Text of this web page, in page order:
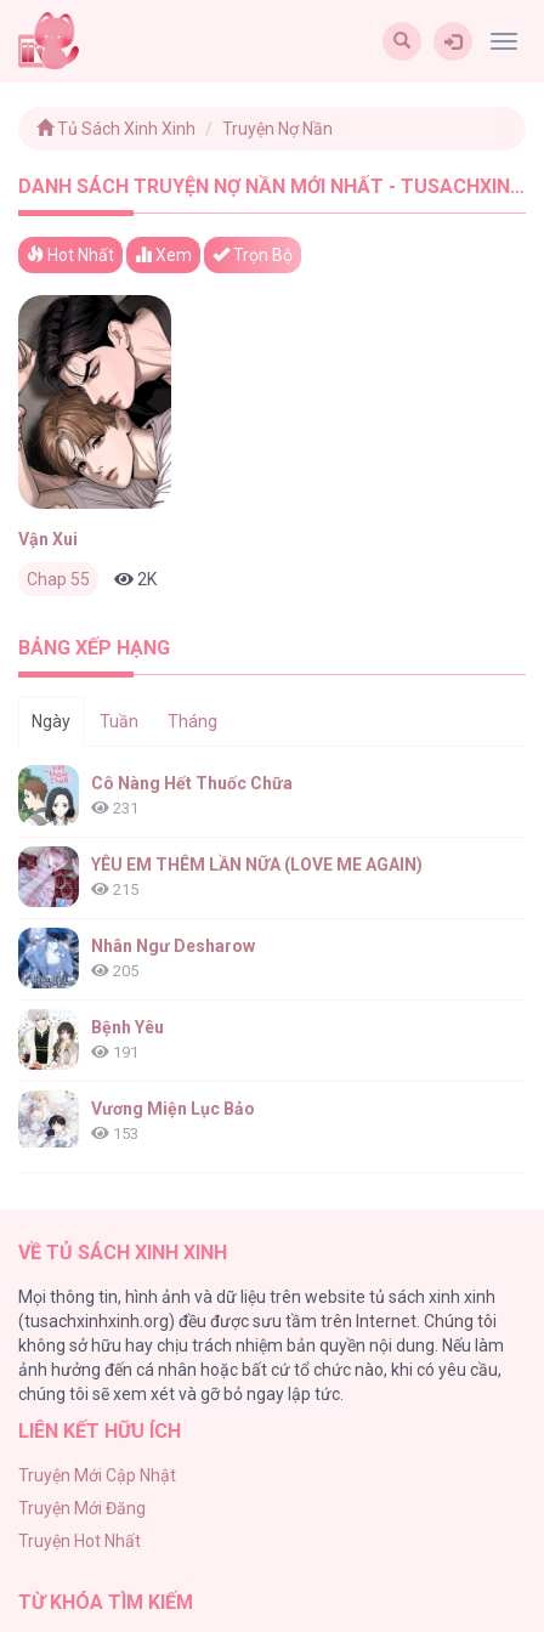
Tủ Sách Xinh Xinh Truyện Nợ Nần
DANH SÁCH TRUYỆN NỢ NẦN MỚI NHẤT - TUSACHXINHXINH (1)
Hot Nhất Xem Trọn Bộ
Vận Xui
Chap 55 2K
BẢNG XẾP HẠNG
Ngày Tuần Tháng
Cô Nàng Hết Thuốc Chữa
231
YÊU EM THÊM LẦN NỮA (LOVE ME AGAIN)
215
Nhân Ngư Desharow
205
Bệnh Yêu
191
Vương Miện Lục Bảo
153
132
ONESHOT CHỊCH
118
Kiếp Này Ta Sẽ Trở Thành Gia Chủ
Mùa Xuân Hoa Nở
103
VỀ TỦ SÁCH XINH XINH
Mọi thông tin, hình ảnh và dữ liệu trên website tủ sách xinh xinh
(tusachxinhxinh.org) đều được sưu tầm trên Internet. Chúng tôi
không sở hữu hay chịu trách nhiệm bản quyền nội dung. Nếu làm
ảnh hưởng đến cá nhân hoặc bất cứ tổ chức nào, khi có yêu cầu,
chúng tôi sẽ xem xét và gỡ bỏ ngay lập tức.
LIÊN KẾT HỮU ÍCH
Truyện Mới Cập Nhật
Truyện Mới Đăng
Truyện Hot Nhất
TỪ KHÓA TÌM KIẾM